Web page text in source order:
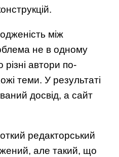
між
не в одному
автори по-
теми. У результаті
досвід, а сайт
редакторський
але такий, що